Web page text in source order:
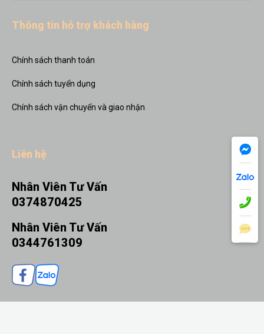
Thông tin hỗ trợ khách hàng
Chính sách thanh toán
Chính sách tuyển dụng
Chính sách vận chuyển và giao nhận
Liên hệ
Nhân Viên Tư Vấn
0374870425
Nhân Viên Tư Vấn
0344761309